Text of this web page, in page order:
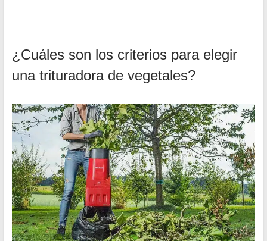
¿Cuáles son los criterios para elegir
una trituradora de vegetales?